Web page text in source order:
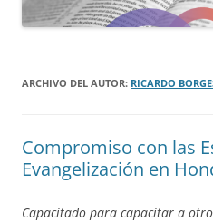
ARCHIVO DEL AUTOR: RICARDO
Compromiso con las
Evangelización en
Capacitado para capacitar a